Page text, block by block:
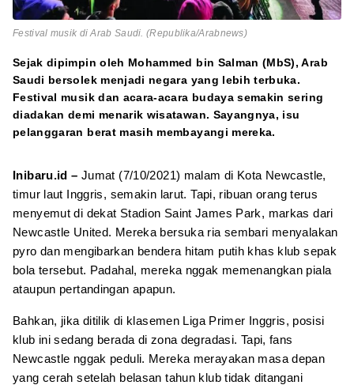
Festival musik di Arab Saudi. (Republika/Arabnews)
Sejak dipimpin oleh Mohammed bin Salman (MbS), Arab
Saudi bersolek menjadi negara yang lebih terbuka.
Festival musik dan acara-acara budaya semakin sering
diadakan demi menarik wisatawan. Sayangnya, isu
pelanggaran berat masih membayangi mereka.
Inibaru.id – Jumat (7/10/2021) malam di Kota Newcastle,
timur laut Inggris, semakin larut. Tapi, ribuan orang terus
menyemut di dekat Stadion Saint James Park, markas dari
Newcastle United. Mereka bersuka ria sembari menyalakan
pyro dan mengibarkan bendera hitam putih khas klub sepak
bola tersebut. Padahal, mereka nggak memenangkan piala
ataupun pertandingan apapun.
Bahkan, jika ditilik di klasemen Liga Primer Inggris, posisi
klub ini sedang berada di zona degradasi. Tapi, fans
Newcastle nggak peduli. Mereka merayakan masa depan
yang cerah setelah belasan tahun klub tidak ditangani